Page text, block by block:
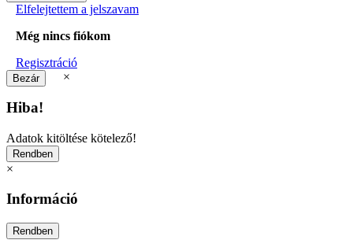
Elfelejtettem a jelszavam
Még nincs fiókom
Regisztráció
×
Hiba!
Adatok kitöltése kötelező!
×
Információ